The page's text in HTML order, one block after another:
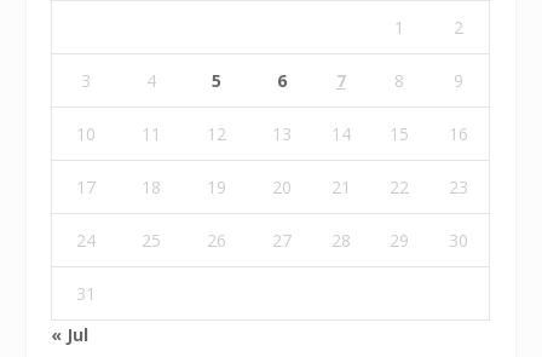
1 2
3 4 5 6 7 8 9
10 11 12 13 14 15 16
17 18 19 20 21 22 23
24 25 26 27 28 29 30
31
« Jul